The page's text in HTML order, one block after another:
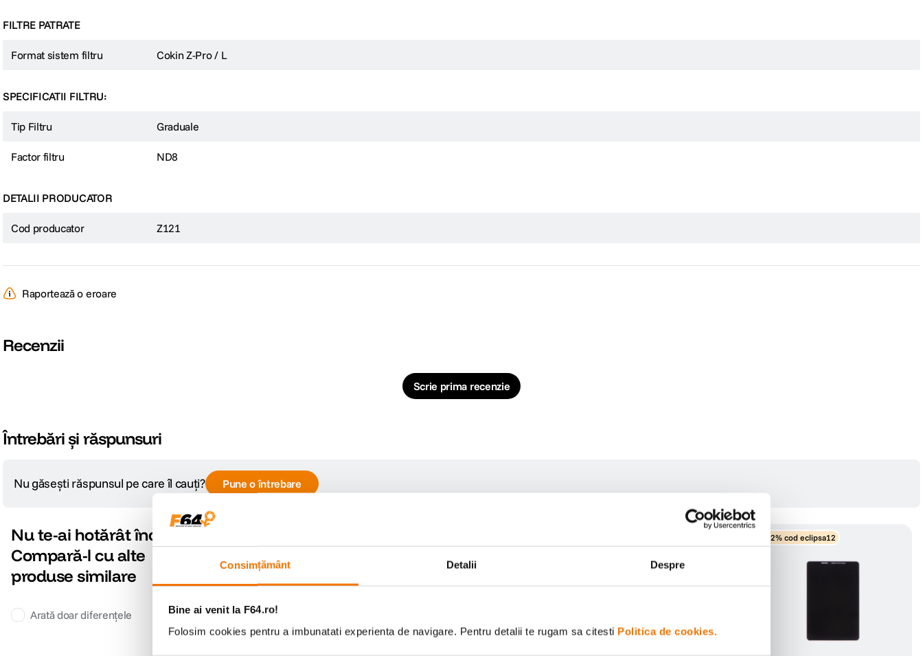
Consimțământ Detalii Despre
Bine ai venit la F64.ro!
Folosim cookies pentru a imbunatati experienta de navigare. Pentru detalii te rugam sa citesti Politica de cookies.
FILTRE PATRATE
Format sistem filtru Cokin Z-Pro / L
SPECIFICATII FILTRU:
Tip Filtru Graduale
Factor filtru ND8
DETALII PRODUCATOR
Cod producator Z121
Raportează o eroare
Recenzii
Scrie prima recenzie
Întrebări și răspunsuri
Nu găsești răspunsul pe care îl cauți? Pune o întrebare
Nu te-ai hotărât încă?
Compară-l cu alte
produse similare
Arată doar diferențele
-12% cod eclipsa12